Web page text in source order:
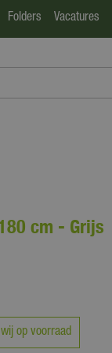
Folders Vacatures
cm - Grijs
op voorraad